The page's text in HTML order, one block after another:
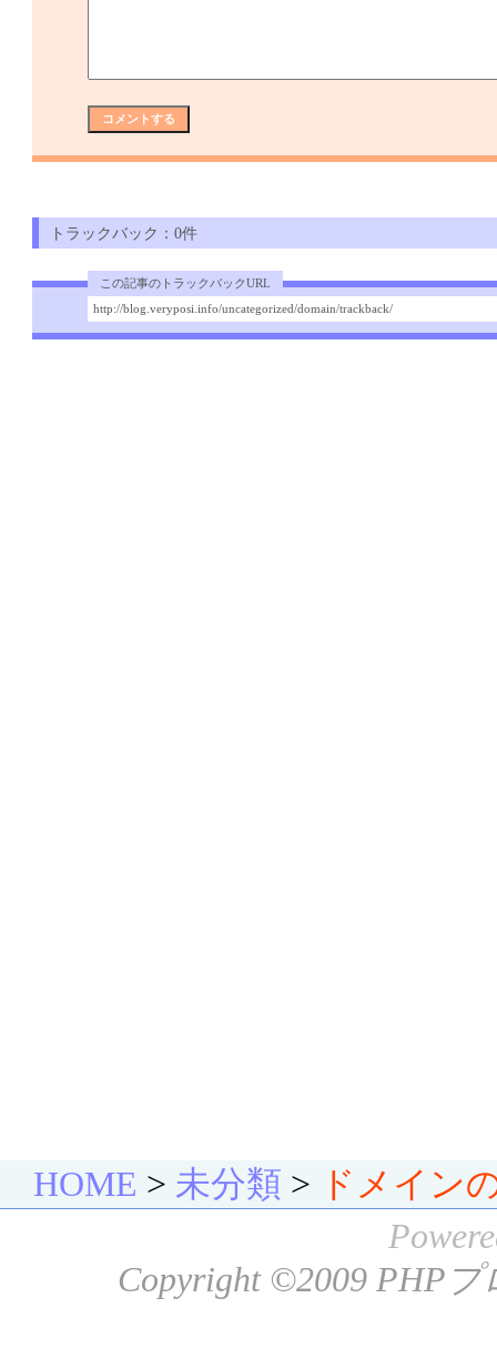
トラックバック：0件
この記事のトラックバックURL
http://blog.veryposi.info/uncategorized/domain/trackback/
HOME > 未分類 > ドメイン
Copyright ©2009 PHPプ